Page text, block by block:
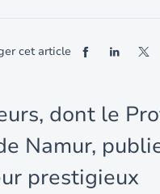
cet article
dont le
Namur,
prestigieux